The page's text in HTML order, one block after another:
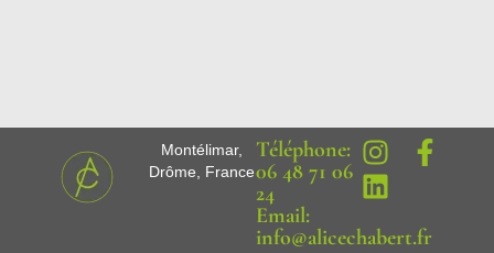
Téléphone:
06 48 71 06
24
Email:
info@alicechabert.fr
Montélimar,
Drôme, France